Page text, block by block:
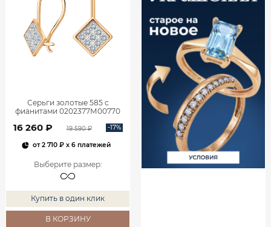
Серьги золотые 585 с
фианитами 0202377М00770
16 260 ₽ 19 590 ₽ -17%
от2 710 ₽x 6 платежей
Выберите размер:
Купить в один клик
В КОРЗИНУ